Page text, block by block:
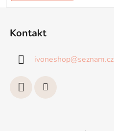
Kontakt
ivoneshop@seznam.cz